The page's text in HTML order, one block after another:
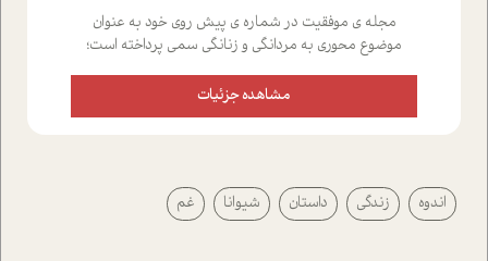
مجله ی موفقیت در شماره ی پیش روی خود به عنوان
موضوع محوری به مردانگی و زنانگی سمی پرداخته است؛
علیخواه، جامعه شناس در بخش های مختلف تلاش کرده ایم
از دریچه های گوناگون به این موضوع مهم بپردازیم.فصل
پیرامون آن آشنا می کند.در بخش دو فنجان داغ به سراغ افرادی
رفته ایم که موفقیت را در عمل به اثبات رسانده اند؛ سید
حمیدرضا محتشمی که بیست و پنجمین سال فعالیت حرفه
مشاهده جزئیات
اندوه زندگی داستان شیوانا غم